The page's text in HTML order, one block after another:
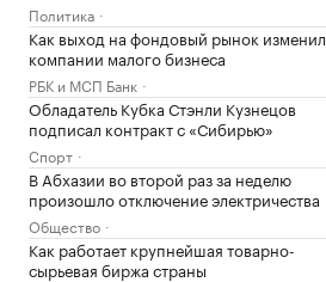
Политика
Как выход на фондовый рынок изменил
компании малого бизнеса
РБК и МСП Банк
Обладатель Кубка Стэнли Кузнецов
подписал контракт с «Сибирью»
Спорт
В Абхазии во второй раз за неделю
произошло отключение электричества
Общество
Как работает крупнейшая товарно-
сырьевая биржа страны